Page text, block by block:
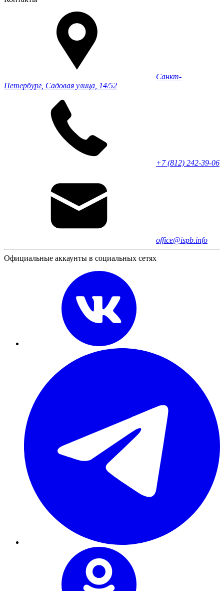
Санкт-
Петербург, Садовая улица, 14/52
+7 (812) 242-39-06
office@ispb.info
Официальные аккаунты в социальных сетях